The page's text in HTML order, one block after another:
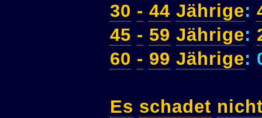
30 - 44 Jährige:
45 - 59 Jährige:
60 - 99 Jährige:
Es schadet